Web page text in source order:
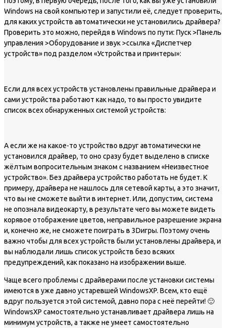
Windows на свой компьютер и запустили её, следует проверить,
для каких устройств автоматически не установились драйвера?
Проверить это можно, перейдя в Windows по пути: Пуск >Панель
управления >Оборудование и звук >ссылка «Диспетчер
устройств» под разделом «Устройства и принтеры»:
Если для всех устройств установлены правильные драйвера и
сами устройства работают как надо, то вы просто увидите
список всех обнаруженных системой устройств:
А если же на какое-то устройство вдруг автоматически не
установился драйвер, то оно сразу будет выделено в списке
жёлтым вопросительным знаком с названием «Неизвестное
устройство». Без драйвера устройство работать не будет. К
примеру, драйвера не нашлось для сетевой карты, а это значит,
что вы не сможете выйти в интернет. Или, допустим, система
не опознала видеокарту, в результате чего вы можете видеть
корявое отображение цветов, неправильное разрешение экрана
и, конечно же, не сможете поиграть в 3Dигры. Поэтому очень
важно чтобы для всех устройств были установлены драйвера, и
вы наблюдали лишь список устройств безо всяких
предупреждений, как показано на изображении выше.
Чаще всего проблемы с драйверами после установки системы
имеются в уже давно устаревшей WindowsXP. Всем, кто ещё
вдруг пользуется этой системой, давно пора с неё перейти! 🙂
WindowsXP самостоятельно устанавливает драйвера лишь на
минимум устройств, а также не умеет самостоятельно